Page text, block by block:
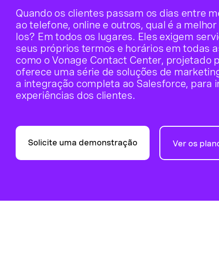
Quando os clientes passam os dias entre
ao telefone, online e outros, qual é a
los? Em todos os lugares. Eles exigem
seus próprios termos e horários em todas
como o Vonage Contact Center, projetado
oferece uma série de soluções de
a integração completa ao Salesforce, para
experiências dos clientes.
Solicite uma demonstração Ver os